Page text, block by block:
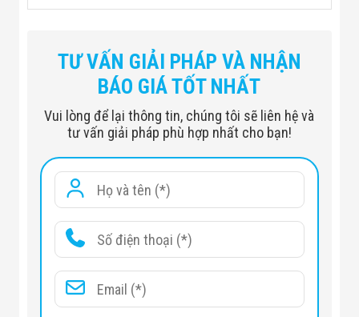
TƯ VẤN GIẢI PHÁP VÀ NHẬN
BÁO GIÁ TỐT NHẤT
Vui lòng để lại thông tin, chúng tôi sẽ liên hệ và
tư vấn giải pháp phù hợp nhất cho bạn!